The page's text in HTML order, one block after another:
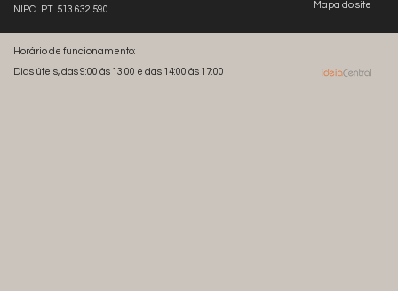
Mapa do site
NIPC: PT 513 632 590
Horário de funcionamento:
Dias úteis, das 9:00 às 13:00 e das 14:00 às 17:00